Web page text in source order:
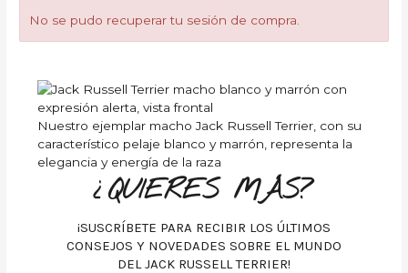
No se pudo recuperar tu sesión de compra.
Nuestro ejemplar macho Jack Russell Terrier, con su
característico pelaje blanco y marrón, representa la
elegancia y energía de la raza
¿QUIERES MÁS?
¡SUSCRÍBETE PARA RECIBIR LOS ÚLTIMOS
CONSEJOS Y NOVEDADES SOBRE EL MUNDO
DEL JACK RUSSELL TERRIER!